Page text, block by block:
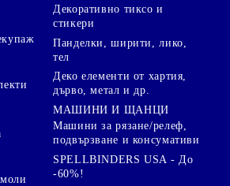
Декоративно тиксо и
стикери
Панделки, ширити, лико,
тел
Деко елементи от хартия,
дърво, метал и др.
МАШИНИ И ЩАНЦИ
Машини за рязане/релеф,
подвързване и консумативи
SPELLBINDERS USA - До
-60%!